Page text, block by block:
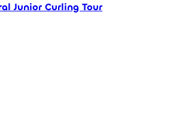
Junior Curling Tour